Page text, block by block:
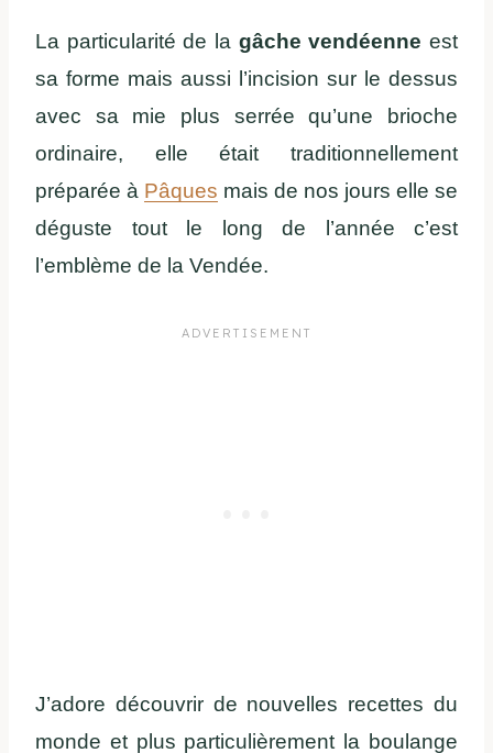
La particularité de la gâche vendéenne est
sa forme mais aussi l’incision sur le dessus
avec sa mie plus serrée qu’une brioche
ordinaire, elle était traditionnellement
préparée à Pâques mais de nos jours elle se
déguste tout le long de l’année c’est
l’emblème de la Vendée.
J’adore découvrir de nouvelles recettes du
monde et plus particulièrement la boulange